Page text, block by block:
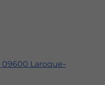
09600 Laroque-